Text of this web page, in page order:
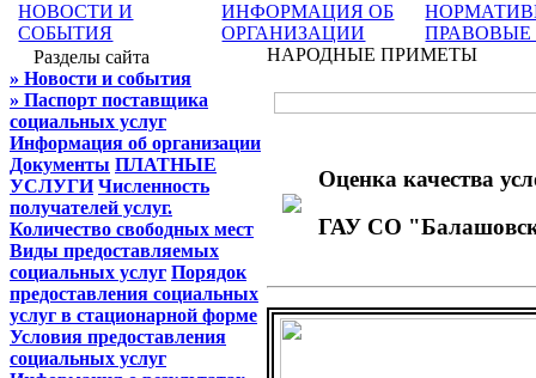
НОВОСТИ И
СОБЫТИЯ
ИНФОРМАЦИЯ ОБ
ОРГАНИЗАЦИИ
Разделы сайта
» Новости и события
» Паспорт поставщика
социальных услуг
Информация об организации
Документы ПЛАТНЫЕ
УСЛУГИ Численность
получателей услуг.
Количество свободных мест
Виды предоставляемых
социальных услуг Порядок
предоставления социальных
услуг в стационарной форме
Условия предоставления
социальных услуг
НАРОДНЫЕ ПРИМЕТЫ
Оценка качества
ГАУ СО